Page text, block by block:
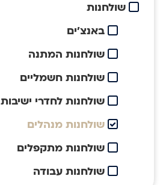
שולחנות
באנצ'ים
שולחנות המתנה
שולחנות חשמליים
שולחנות לחדרי ישיבות
שולחנות מנהלים
שולחנות מתקפלים
שולחנות עבודה